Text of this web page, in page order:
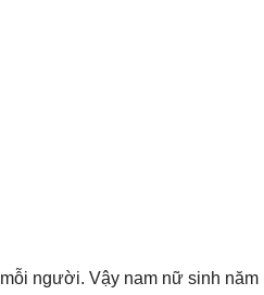
người. Vậy nam nữ sinh năm